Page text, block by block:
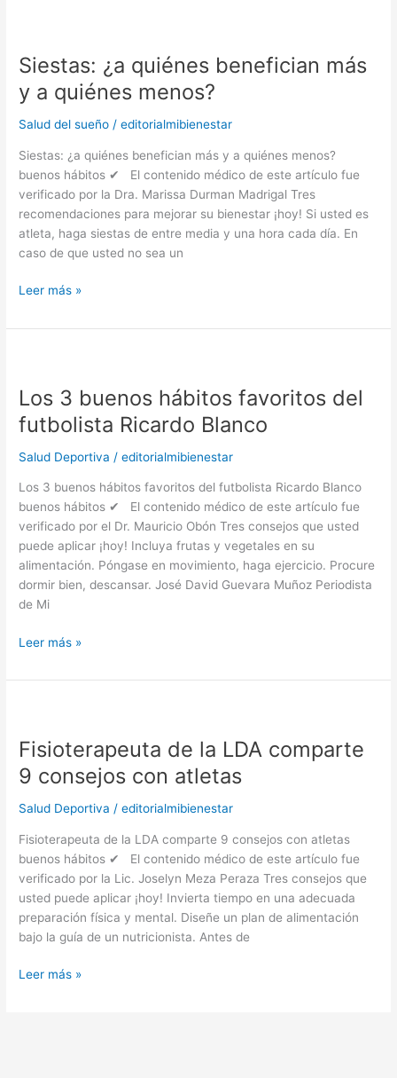
Siestas: ¿a quiénes benefician más
y a quiénes menos?
Salud del sueño /editorialmibienestar
Siestas: ¿a quiénes benefician más y a quiénes menos?
buenos hábitos ✔ El contenido médico de este artículo fue
verificado por la Dra. Marissa Durman Madrigal Tres
recomendaciones para mejorar su bienestar ¡hoy! Si usted es
atleta, haga siestas de entre media y una hora cada día. En
caso de que usted no sea un
quiénes
más
y
quiénes
menos?
Leer más »
Los 3 buenos hábitos favoritos del
futbolista Ricardo Blanco
Salud Deportiva /editorialmibienestar
Los 3 buenos hábitos favoritos del futbolista Ricardo Blanco
buenos hábitos ✔ El contenido médico de este artículo fue
verificado por el Dr. Mauricio Obón Tres consejos que usted
puede aplicar ¡hoy! Incluya frutas y vegetales en su
alimentación. Póngase en movimiento, haga ejercicio. Procure
dormir bien, descansar. José David Guevara Muñoz Periodista
de Mi
buenos
hábitos
favoritos
del
Ricardo
Blanco
Leer más »
Fisioterapeuta de la LDA comparte
9 consejos con atletas
Salud Deportiva /editorialmibienestar
Fisioterapeuta de la LDA comparte 9 consejos con atletas
buenos hábitos ✔ El contenido médico de este artículo fue
verificado por la Lic. Joselyn Meza Peraza Tres consejos que
usted puede aplicar ¡hoy! Invierta tiempo en una adecuada
preparación física y mental. Diseñe un plan de alimentación
bajo la guía de un nutricionista. Antes de
la
LDA
comparte
9
con
atletas
Leer más »